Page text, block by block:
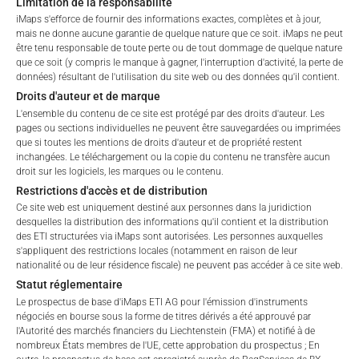
iMaps s'efforce de fournir des informations exactes, complètes et à jour,
mais ne donne aucune garantie de quelque nature que ce soit. iMaps ne peut
être tenu responsable de toute perte ou de tout dommage de quelque nature
que ce soit (y compris le manque à gagner, l'interruption d'activité, la perte de
données) résultant de l'utilisation du site web ou des données qu'il contient.
Droits d'auteur et de marque
L'ensemble du contenu de ce site est protégé par des droits d'auteur. Les
pages ou sections individuelles ne peuvent être sauvegardées ou imprimées
que si toutes les mentions de droits d'auteur et de propriété restent
inchangées. Le téléchargement ou la copie du contenu ne transfère aucun
droit sur les logiciels, les marques ou le contenu.
Restrictions d'accès et de distribution
Ce site web est uniquement destiné aux personnes dans la juridiction
desquelles la distribution des informations qu'il contient et la distribution
des ETI structurées via iMaps sont autorisées. Les personnes auxquelles
s'appliquent des restrictions locales (notamment en raison de leur
nationalité ou de leur résidence fiscale) ne peuvent pas accéder à ce site web.
Statut réglementaire
Le prospectus de base d'iMaps ETI AG pour l'émission d'instruments
négociés en bourse sous la forme de titres dérivés a été approuvé par
l'Autorité des marchés financiers du Liechtenstein (FMA) et notifié à de
nombreux États membres de l'UE, cette approbation du prospectus ; En
Des valeurs sans identifiant :Il s’agit de CfDs – Contract
for Differences. Les CfD sont des produits dérivés
négociés de gré à gré dans lesquels deux parties
concluent un contrat portant sur la différence d’évolution
du prix d’un actif sous-jacent. L’actif sous-jacent du CfD
est spécifié dans la rubrique Description. La spécification
« identifier=empty » et par exemple « description= amazon
inc » signifie donc qu’il s’agit d’un CfD sur l’action
amazon.
Valeur avec identifiant ISIN :L’ISIN est le numéro
d’identification international à douze chiffres des titres. Il
peut s’agir d’actions, d’obligations, mais aussi de fonds et
d’ETF. Un ISIN commence toujours par deux lettres
désignant le pays d’émission, par exemple DE pour
l’Allemagne, ou par la désignation « XS » pour les titres